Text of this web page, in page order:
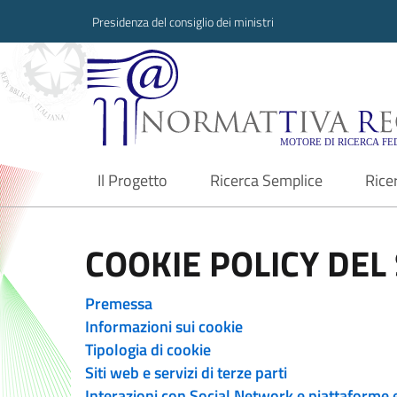
Presidenza del consiglio dei ministri
Normattiva
Il Progetto
current Ricerca Semplice
COOKIE POLICY
Premessa
Informazioni sui cookie
Tipologia di cookie
Siti web e servizi di terze parti